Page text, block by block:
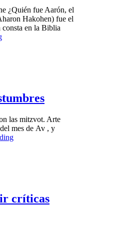
¿Quién fue Aarón, el
Hakohen) fue el
consta en la Biblia
las mitzvot. Arte
mes de Av , y
críticas